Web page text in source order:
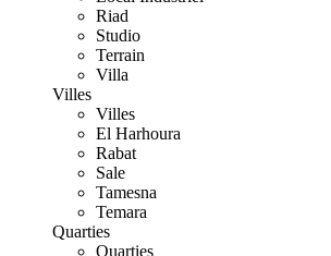
Riad
Studio
Terrain
Villa
Villes
Villes
El Harhoura
Rabat
Sale
Tamesna
Temara
Quarties
Quarties